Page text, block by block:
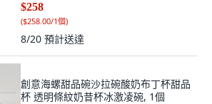
$258
($258.00/1個)
8/20 預計送達
創意海螺甜品碗沙拉碗酸奶布丁杯甜品
杯 透明條紋奶昔杯冰激凌碗, 1個